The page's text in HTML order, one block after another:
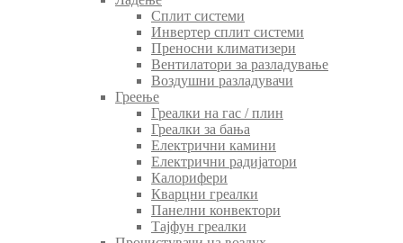
Сплит системи
Инвертер сплит системи
Преносни климатизери
Вентилатори за разладување
Воздушни разладувачи
Греење
Греалки на гас / плин
Греалки за бања
Електрични камини
Електрични радијатори
Калорифери
Кварцни греалки
Панелни конвектори
Тајфун греалки